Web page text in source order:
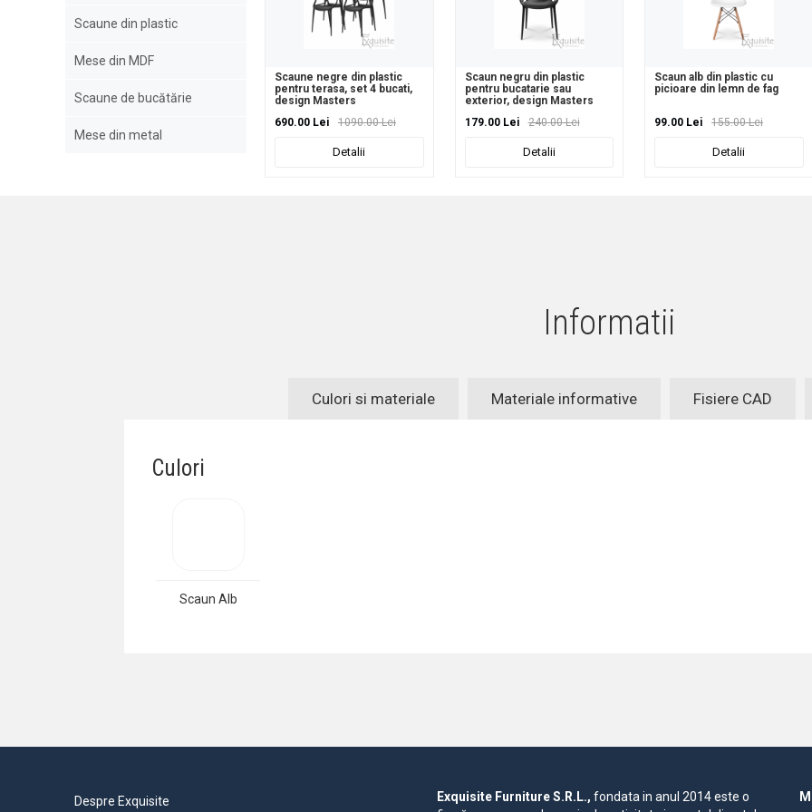
Scaune din plastic
Mese din MDF
Scaune de bucătărie
Mese din metal
Scaune negre din plastic
pentru terasa, set 4 bucati,
design Masters
690.00 Lei
1090.00 Lei
Detalii
Scaun negru din plastic
pentru bucatarie sau
exterior, design Masters
179.00 Lei
240.00 Lei
Detalii
Scaun alb din plastic cu
picioare din lemn de fag
99.00 Lei 155.00 Lei
Detalii
Informatii
Culori si materiale Materiale informative Fisiere CAD
Culori
Scaun Alb
Despre Exquisite Exquisite Furniture S.R.L., fondata in anul 2014 este o